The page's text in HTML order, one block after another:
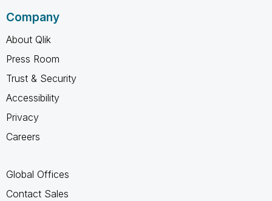
Company
About Qlik
Press Room
Trust & Security
Accessibility
Privacy
Careers
Global Offices
Contact Sales